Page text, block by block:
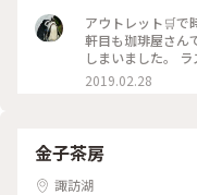
アウトレット🛒で
軒目も珈琲屋さん
しまいました。
すべり込み。 ｢こ
出来ないんですよ
ちゃんで撮られてまし
カドコーヒー #素敵
2019.02.28
金子茶房
諏訪湖